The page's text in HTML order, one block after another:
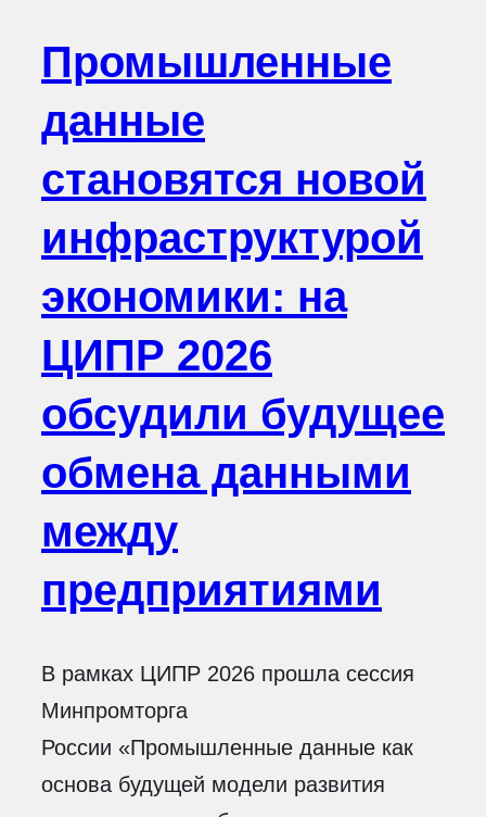
Промышленные
данные
становятся новой
инфраструктурой
экономики: на
ЦИПР 2026
обсудили будущее
обмена данными
между
предприятиями
В рамках ЦИПР 2026 прошла сессия
Минпромторга
России «Промышленные данные как
основа будущей модели развития